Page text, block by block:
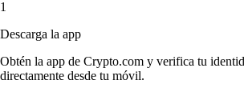
1
Descarga la app
Obtén la app de Crypto.com y verifica tu
directamente desde tu móvil.